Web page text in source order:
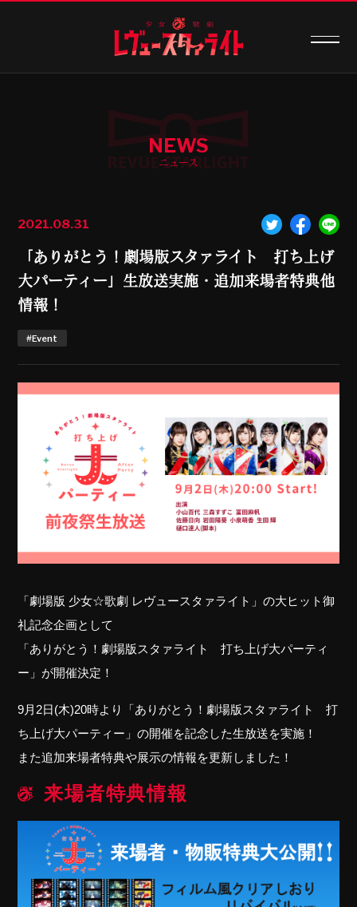
NEWS
ニュース
2021.08.31
「ありがとう！劇場版スタァライト 打ち上げ
大パーティー」生放送実施・追加来場者特典他
情報！
#Event
「劇場版 少女☆歌劇 レヴュースタァライト」の大ヒット御
礼記念企画として
「ありがとう！劇場版スタァライト 打ち上げ大パーティ
ー」が開催決定！
9月2日(木)20時より「ありがとう！劇場版スタァライト 打
ち上げ大パーティー」の開催を記念した生放送を実施！
また追加来場者特典や展示の情報を更新しました！
来場者特典情報